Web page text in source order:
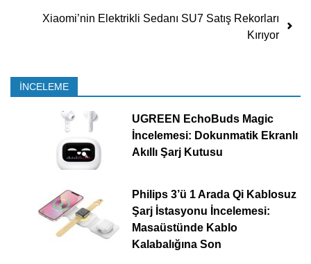
Xiaomi’nin Elektrikli Sedanı SU7 Satış Rekorları
Kırıyor
İNCELEME
UGREEN EchoBuds Magic
İncelemesi: Dokunmatik Ekranlı
Akıllı Şarj Kutusu
Philips 3’ü 1 Arada Qi Kablosuz
Şarj İstasyonu İncelemesi:
Masaüstünde Kablo
Kalabalığına Son